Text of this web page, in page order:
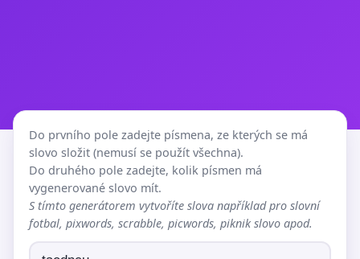
Do prvního pole zadejte písmena, ze kterých se má
slovo složit (nemusí se použít všechna).
Do druhého pole zadejte, kolik písmen má
vygenerované slovo mít.
S tímto generátorem vytvoříte slova například pro slovní
fotbal, pixwords, scrabble, picwords, piknik slovo apod.